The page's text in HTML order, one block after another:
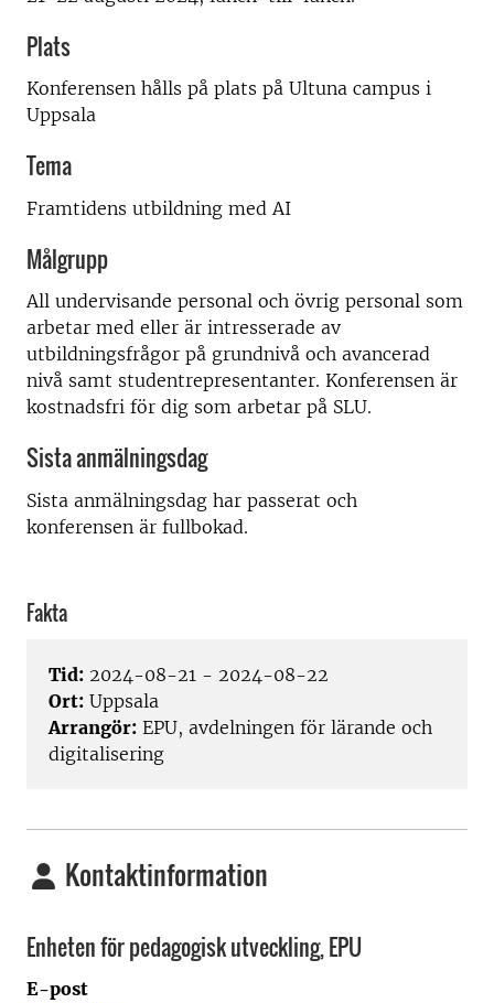
Plats
Konferensen hålls på plats på Ultuna campus i
Uppsala
Tema
Framtidens utbildning med AI
Målgrupp
All undervisande personal och övrig personal som
arbetar med eller är intresserade av
utbildningsfrågor på grundnivå och avancerad
nivå samt studentrepresentanter. Konferensen är
kostnadsfri för dig som arbetar på SLU.
Sista anmälningsdag
Sista anmälningsdag har passerat och
konferensen är fullbokad.
Fakta
Tid: 2024-08-21 - 2024-08-22
Ort: Uppsala
Arrangör: EPU, avdelningen för lärande och
digitalisering
Kontaktinformation
Enheten för pedagogisk utveckling, EPU
E-post